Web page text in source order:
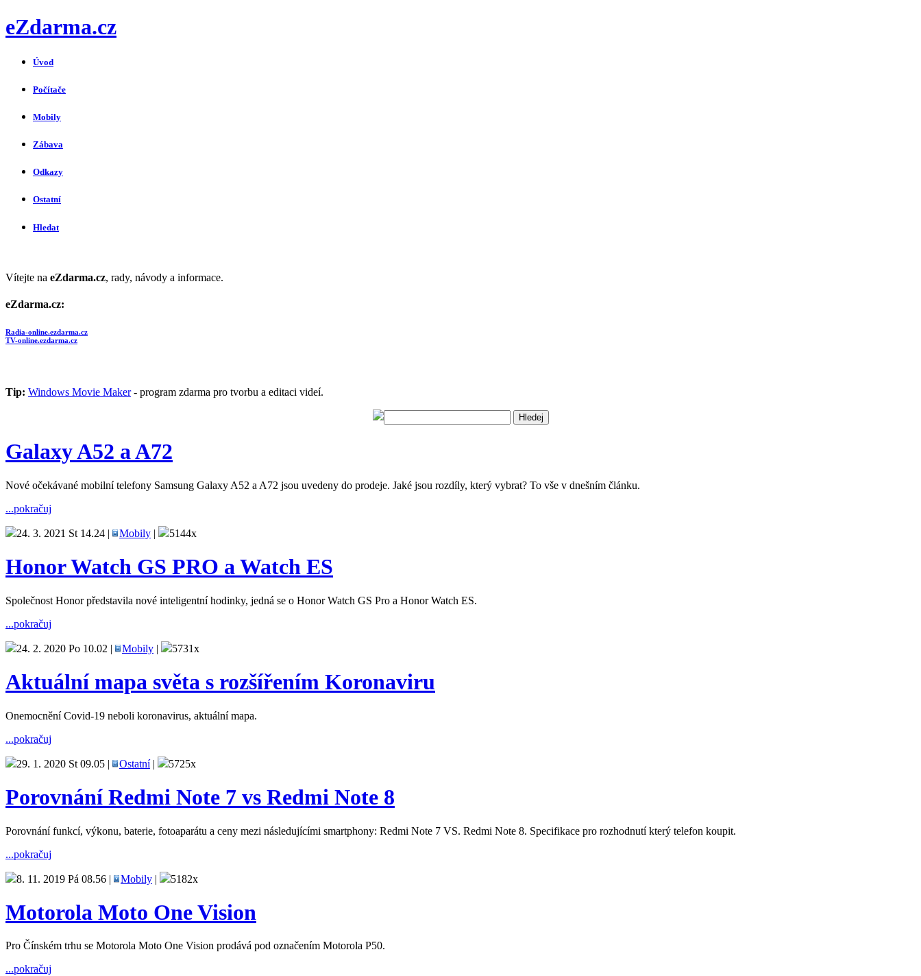
eZdarma.cz
Úvod
Počítače
Mobily
Zábava
Odkazy
Ostatní
Hledat
Vítejte na eZdarma.cz, rady, návody a informace.
eZdarma.cz:
Radia-online.ezdarma.cz
TV-online.ezdarma.cz
Tip: Windows Movie Maker- program zdarma pro tvorbu a editaci videí.
Galaxy A52 a A72
Nové očekávané mobilní telefony Samsung Galaxy A52 a A72 jsou uvedeny do prodeje. Jaké jsou rozdíly, který vybrat? To vše v dnešním článku.
...pokračuj
24. 3. 2021 St 14.24 | Mobily | 5144x
Honor Watch GS PRO a Watch ES
Společnost Honor představila nové inteligentní hodinky, jedná se o Honor Watch GS Pro a Honor Watch ES.
...pokračuj
24. 2. 2020 Po 10.02 | Mobily | 5731x
Aktuální mapa světa s rozšířením Koronaviru
Onemocnění Covid-19 neboli koronavirus, aktuální mapa.
...pokračuj
29. 1. 2020 St 09.05 | Ostatní| 5725x
Porovnání Redmi Note 7 vs Redmi Note 8
Porovnání funkcí, výkonu, baterie, fotoaparátu a ceny mezi následujícími smartphony: Redmi Note 7 VS. Redmi Note 8. Specifikace pro rozhodnutí který telefon koupit.
...pokračuj
8. 11. 2019 Pá 08.56 | Mobily | 5182x
Motorola Moto One Vision
Pro Čínském trhu se Motorola Moto One Vision prodává pod označením Motorola P50.
...pokračuj